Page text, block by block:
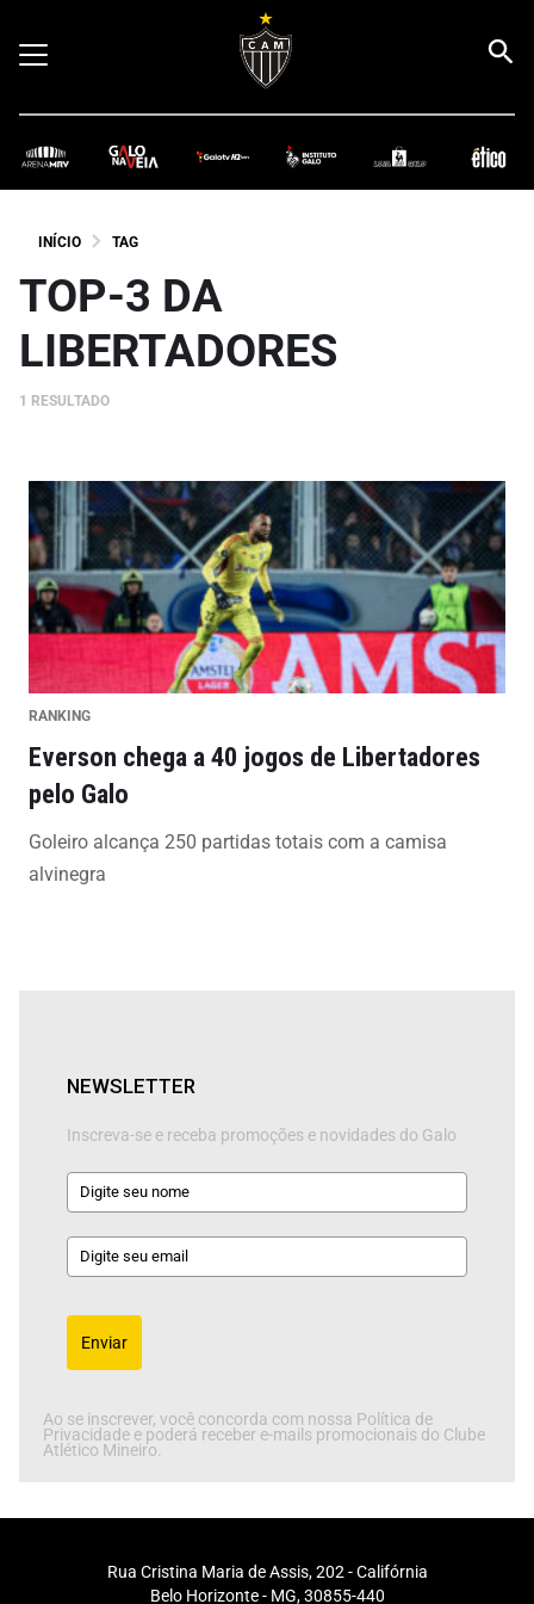
INÍCIO TAG
TOP-3 DA
LIBERTADORES
1 RESULTADO
RANKING
Everson chega a 40 jogos de Libertadores
pelo Galo
Goleiro alcança 250 partidas totais com a camisa
alvinegra
NEWSLETTER
Inscreva-se e receba promoções e novidades do Galo
Enviar
Ao se inscrever, você concorda com nossa Política de
Privacidade e poderá receber e-mails promocionais do Clube
Atlético Mineiro.
Rua Cristina Maria de Assis, 202 - Califórnia
Belo Horizonte - MG, 30855-440